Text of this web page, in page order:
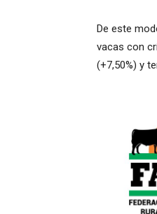
De este
vacas con
(+7,50%) y